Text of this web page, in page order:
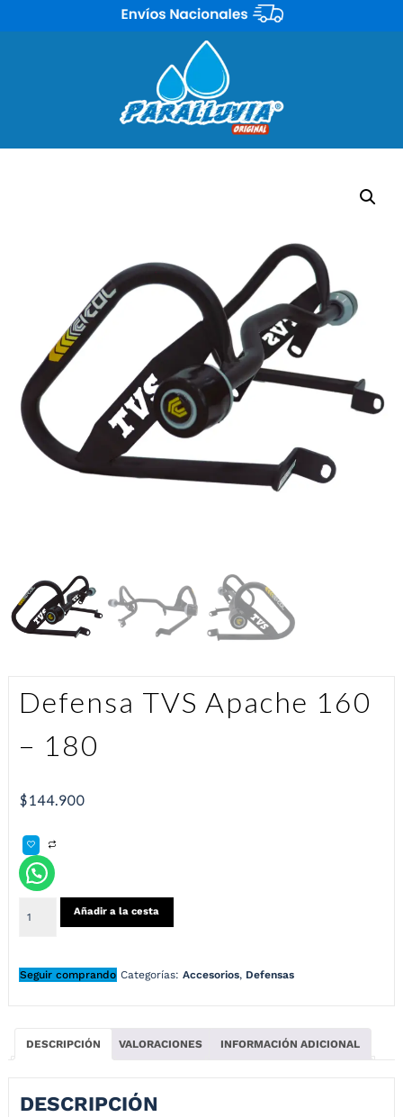
Defensa TVS Apache 160
– 180
$144.900
Añadir a la cesta
Seguir comprando Categorías: Accesorios, Defensas
DESCRIPCIÓN VALORACIONES INFORMACIÓN ADICIONAL
DESCRIPCIÓN